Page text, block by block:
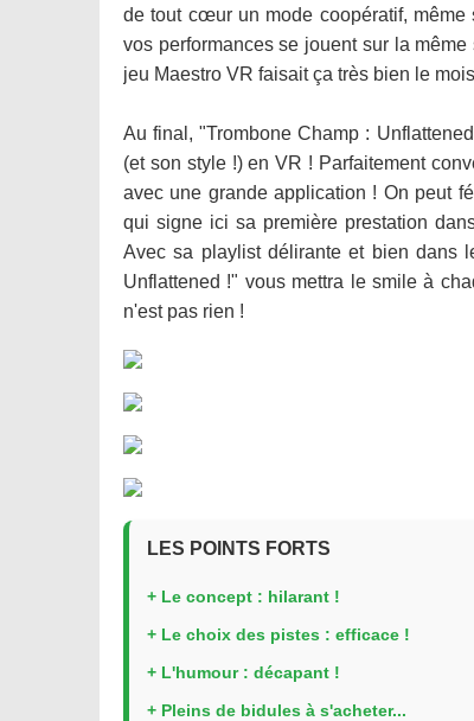
de tout cœur un mode coopératif,
vos performances se jouent sur la
jeu Maestro VR faisait ça très bien le
Au final, "Trombone Champ :
(et son style !) en VR ! Parfaitement
avec une grande application ! On peut
qui signe ici sa première prestation
Avec sa playlist délirante et bien dans
Unflattened !" vous mettra le smile à
n'est pas rien !
LES POINTS FORTS
+ Le concept : hilarant !
+ Le choix des pistes : efficace !
+ L'humour : décapant !
+ Pleins de bidules à s'acheter...